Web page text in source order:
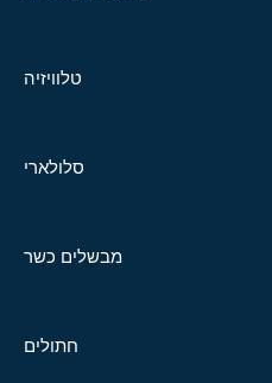
טלוויזיה
סלולארי
מבשלים כשר
חתולים